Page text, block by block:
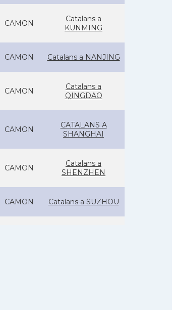
CAMON
Catalans a
KUNMING
CAMON Catalans a NANJING
CAMON
Catalans a
QINGDAO
CAMON
CATALANS A
SHANGHAI
CAMON
Catalans a
SHENZHEN
CAMON Catalans a SUZHOU